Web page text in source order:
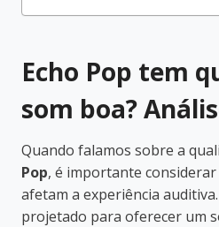
Echo Pop tem
som boa?
Quando falamos sobre a
Pop, é importante
afetam a experiência
projetado para oferecer um